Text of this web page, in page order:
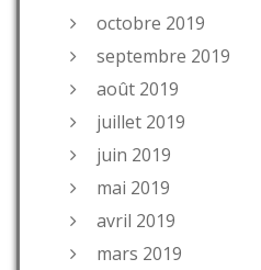
octobre 2019
septembre 2019
août 2019
juillet 2019
juin 2019
mai 2019
avril 2019
mars 2019